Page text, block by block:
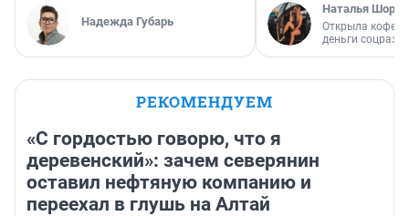
Надежда Губарь
Наталья
Открыла
деньги
РЕКОМЕНДУЕМ
«С гордостью говорю, что я
деревенский»: зачем северянин
оставил нефтяную компанию и
переехал в глушь на Алтай